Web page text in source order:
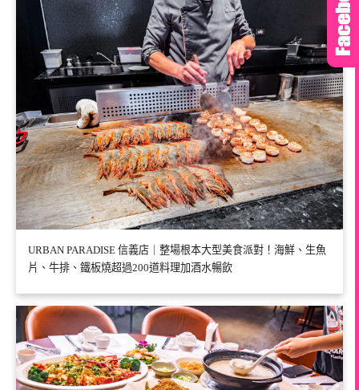
URBAN PARADISE 信義店｜整場根本大型美食派對！海鮮、生魚
片、牛排、鐵板燒超過200道料理加酒水暢飲